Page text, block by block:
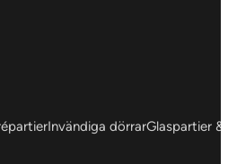
Invändiga dörrarGlaspartier